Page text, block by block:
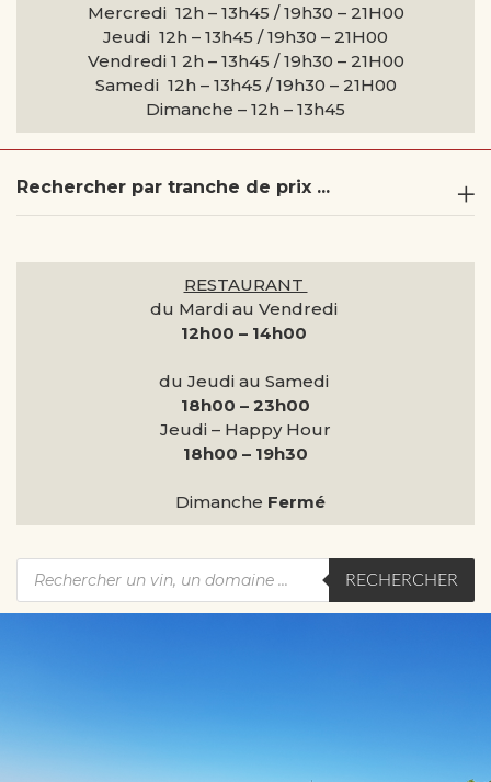
Mercredi 12h – 13h45 / 19h30 – 21H00
Jeudi 12h – 13h45 / 19h30 – 21H00
Vendredi 1 2h – 13h45 / 19h30 – 21H00
Samedi 12h – 13h45 / 19h30 – 21H00
Dimanche – 12h – 13h45
Rechercher par tranche de prix ...
RESTAURANT
du Mardi au Vendredi
12h00 – 14h00
du Jeudi au Samedi
18h00 – 23h00
Jeudi – Happy Hour
18h00 – 19h30
Dimanche Fermé
RECHERCHER